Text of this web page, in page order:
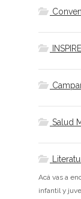
INSPIRE
Salud
Acá vas a
infantil y